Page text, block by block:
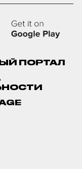
ПОРТАЛ